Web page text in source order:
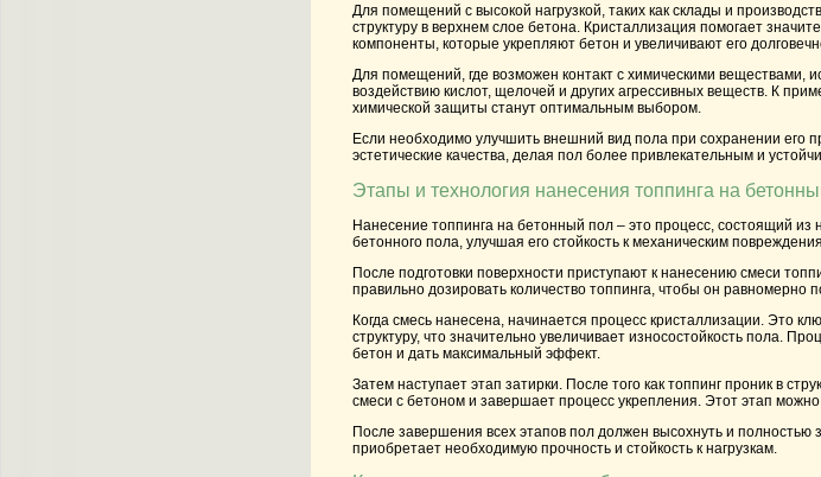
Для помещений с высокой нагрузкой, таких как склады и
структуру в верхнем слое бетона. Кристаллизация помогает
компоненты, которые укрепляют бетон и увеличивают его
Для помещений, где возможен контакт с химическими веществами,
воздействию кислот, щелочей и других агрессивных веществ. К
химической защиты станут оптимальным выбором.
Если необходимо улучшить внешний вид пола при сохранении его
эстетические качества, делая пол более привлекательным и
Этапы и технология нанесения топпинга на
Нанесение топпинга на бетонный пол – это процесс, состоящий из
бетонного пола, улучшая его стойкость к механическим
После подготовки поверхности приступают к нанесению смеси
правильно дозировать количество топпинга, чтобы он равномерно
Когда смесь нанесена, начинается процесс кристаллизации. Это
структуру, что значительно увеличивает износостойкость пола.
бетон и дать максимальный эффект.
Затем наступает этап затирки. После того как топпинг проник в
смеси с бетоном и завершает процесс укрепления. Этот этап
После завершения всех этапов пол должен высохнуть и
приобретает необходимую прочность и стойкость к нагрузкам.